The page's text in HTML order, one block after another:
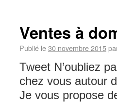
Ventes à
Publié le30 novembre 2015
Tweet N’oubliez
chez vous autour
Je vous propose